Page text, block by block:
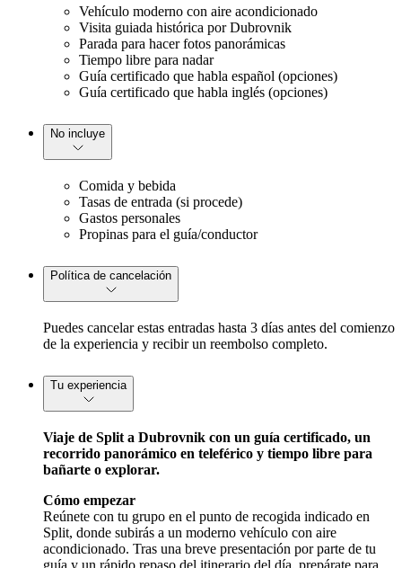
Vehículo moderno con aire acondicionado
Visita guiada histórica por Dubrovnik
Parada para hacer fotos panorámicas
Tiempo libre para nadar
Guía certificado que habla español (opciones)
Guía certificado que habla inglés (opciones)
No incluye
Comida y bebida
Tasas de entrada (si procede)
Gastos personales
Propinas para el guía/conductor
Política de cancelación
Puedes cancelar estas entradas hasta 3 días antes del comienzo
de la experiencia y recibir un reembolso completo.
Tu experiencia
Viaje de Split a Dubrovnik con un guía certificado, un
recorrido panorámico en teleférico y tiempo libre para
bañarte o explorar.
Cómo empezar
Reúnete con tu grupo en el punto de recogida indicado en
Split, donde subirás a un moderno vehículo con aire
acondicionado. Tras una breve presentación por parte de tu
guía y un rápido repaso del itinerario del día, prepárate para